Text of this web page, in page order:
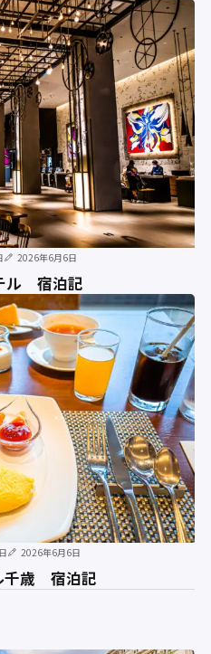
2026年6月6日
ル 宿泊記
2026年6月6日
千歳 宿泊記